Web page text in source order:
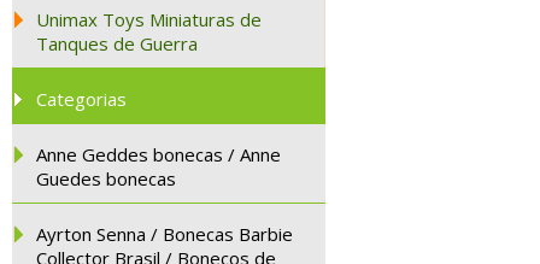
Unimax Toys Miniaturas de
Tanques de Guerra
Categorias
Anne Geddes bonecas / Anne
Guedes bonecas
Ayrton Senna / Bonecas Barbie
Collector Brasil / Bonecos de